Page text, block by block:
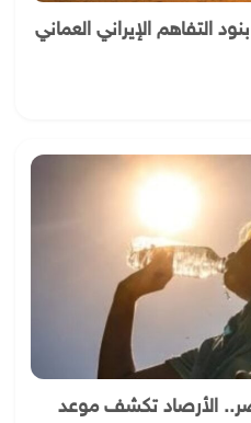
التفاهم الإيراني العماني
الأرصاد تكشف موعد